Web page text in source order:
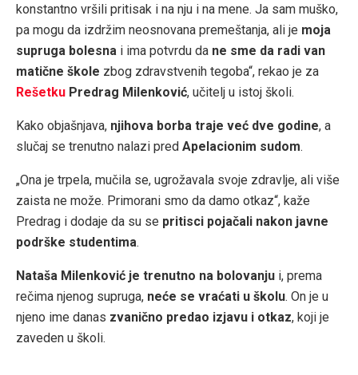
konstantno vršili pritisak i na nju i na mene. Ja sam muško,
pa mogu da izdržim neosnovana premeštanja, ali je moja
supruga bolesna i ima potvrdu da ne sme da radi van
matične škole zbog zdravstvenih tegoba“, rekao je za
Rešetku Predrag Milenković, učitelj u istoj školi.
Kako objašnjava, njihova borba traje već dve godine, a
slučaj se trenutno nalazi pred Apelacionim sudom.
„Ona je trpela, mučila se, ugrožavala svoje zdravlje, ali više
zaista ne može. Primorani smo da damo otkaz“, kaže
Predrag i dodaje da su se pritisci pojačali nakon javne
podrške studentima.
Nataša Milenković je trenutno na bolovanju i, prema
rečima njenog supruga, neće se vraćati u školu. On je u
njeno ime danas zvanično predao izjavu i otkaz, koji je
zaveden u školi.